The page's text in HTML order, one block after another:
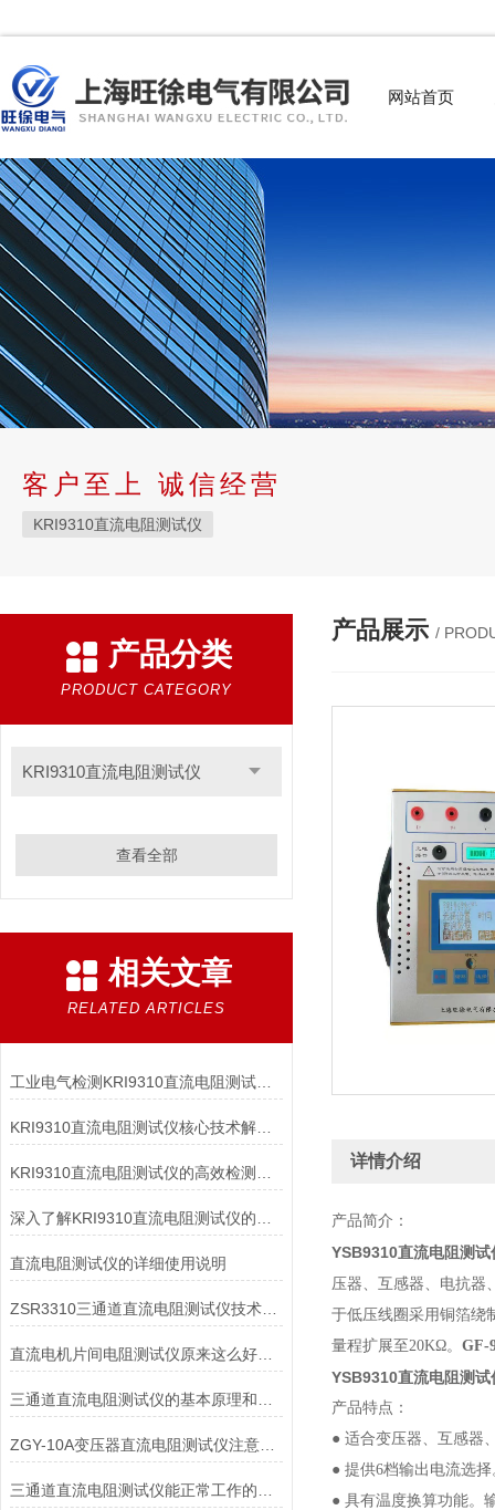
网站首页
客户至上 诚信经营
KRI9310直流电阻测试仪
产品分类
PRODUCT CATEGORY
KRI9310直流电阻测试仪
查看全部
相关文章
RELATED ARTICLES
工业电气检测KRI9310直流电阻测试仪高效精准适配变压器/电机等多场景
KRI9310直流电阻测试仪核心技术解析：如何实现高精度微欧级电阻测量？
直流电阻测试仪的详细使用说明
ZSR3310三通道直流电阻测试仪技术特点
直流电机片间电阻测试仪原来这么好用！
ZGY-10A变压器直流电阻测试仪注意事项
产品展示 /
详情介绍
产品简介：
YSB9310直流电阻测试
压器、互感器、电抗器
于低压线圈采用铜箔绕
量程扩展至20KΩ。 GF-
YSB9310直流电阻测试
产品特点：
● 适合变压器、互感器
● 提供6档输出电流选择
● 具有温度换算功能。